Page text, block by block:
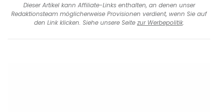
Dieser Artikel kann Affiliate-Links enthalten, an denen unser
Redaktionsteam möglicherweise Provisionen verdient, wenn Sie auf
den Link klicken. Siehe unsere Seite zur Werbepolitik.